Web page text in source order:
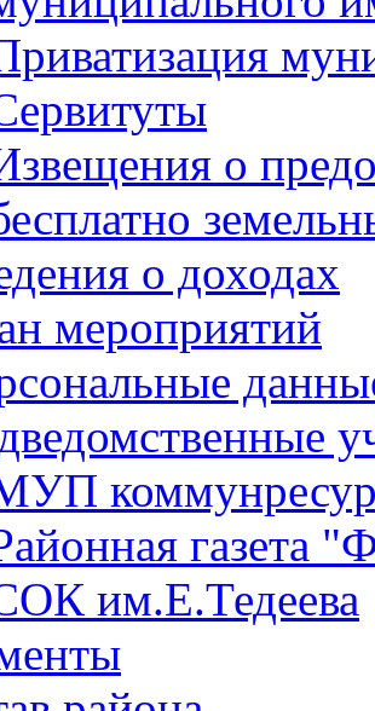
о
о доходах
мероприятий
газета
им.Е.Тедеева